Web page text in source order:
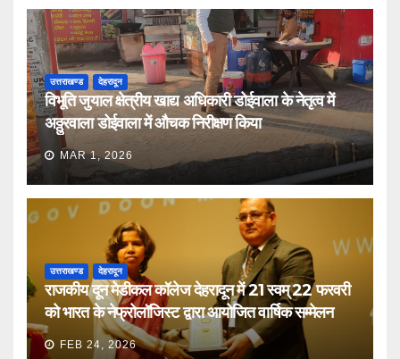
उत्तराखण्ड देहरादून
विभूति जुयाल क्षेत्रीय खाद्य अधिकारी डोईवाला के नेतृत्व में
अठ्ठुरवाला डोईवाला में औचक निरीक्षण किया
MAR 1, 2026
उत्तराखण्ड देहरादून
राजकीय दून मेडीकल कॉलेज देहरादून में 21 स्वम् 22 फरवरी
को भारत के नेफ्रोलॉजिस्ट द्वारा आयोजित वार्षिक सम्मेलन
FEB 24, 2026